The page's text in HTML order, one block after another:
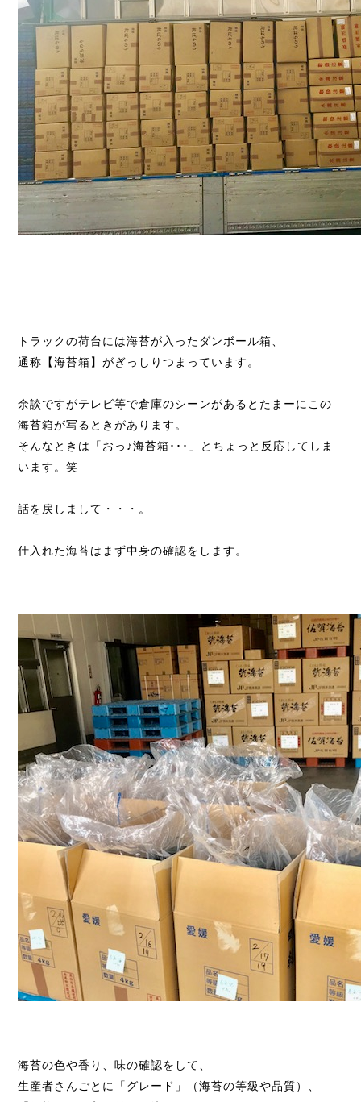
トラックの荷台には海苔が入ったダンボール箱、
通称【海苔箱】がぎっしりつまっています。
余談ですがテレビ等で倉庫のシーンがあるとたまーにこの
海苔箱が写るときがあります。
そんなときは「おっ♪海苔箱･･･」とちょっと反応してしま
います。笑
話を戻しまして・・・。
仕入れた海苔はまず中身の確認をします。
海苔の色や香り、味の確認をして、
生産者さんごとに「グレード」（海苔の等級や品質）、